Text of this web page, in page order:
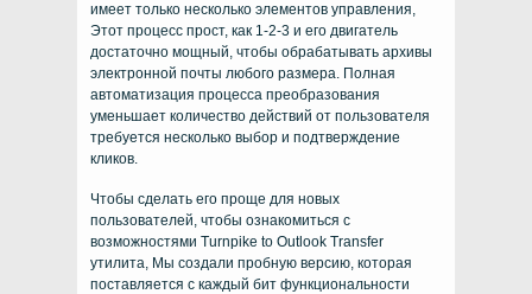
имеет только несколько элементов управления,
Этот процесс прост, как 1-2-3 и его двигатель
достаточно мощный, чтобы обрабатывать архивы
электронной почты любого размера. Полная
автоматизация процесса преобразования
уменьшает количество действий от пользователя
требуется несколько выбор и подтверждение
кликов.
Чтобы сделать его проще для новых
пользователей, чтобы ознакомиться с
возможностями Turnpike to Outlook Transfer
утилита, Мы создали пробную версию, которая
поставляется с каждый бит функциональности